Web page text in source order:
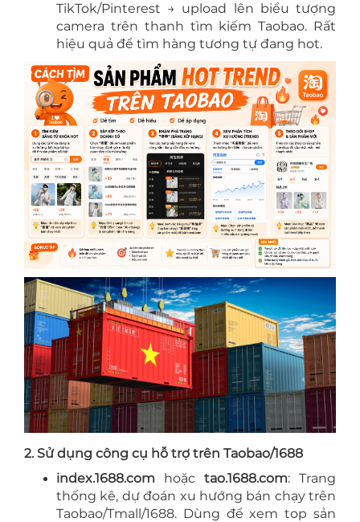
TikTok/Pinterest → upload lên biểu tượng
camera trên thanh tìm kiếm Taobao. Rất
hiệu quả để tìm hàng tương tự đang hot.
2. Sử dụng công cụ hỗ trợ trên Taobao/1688
index.1688.com hoặc tao.1688.com: Trang
thống kê, dự đoán xu hướng bán chạy trên
Taobao/Tmall/1688. Dùng để xem top sản